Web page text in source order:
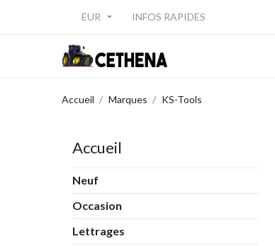
EUR  INFOS RAPIDES
Accueil Marques KS-Tools
Accueil
Neuf
Occasion
Lettrages